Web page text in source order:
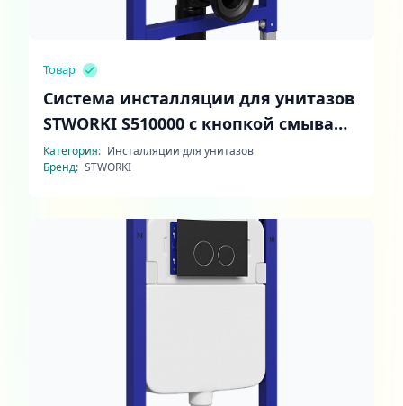
Товар
Система инсталляции для унитазов
STWORKI S510000 с кнопкой смыва
Хельсинки S33500GM матовое
золото
Категория: Инсталляции для унитазов
Бренд: STWORKI